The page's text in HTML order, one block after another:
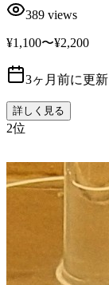
389 views
¥1,100〜¥2,200
3ヶ月前に更新
詳しく見る
2位